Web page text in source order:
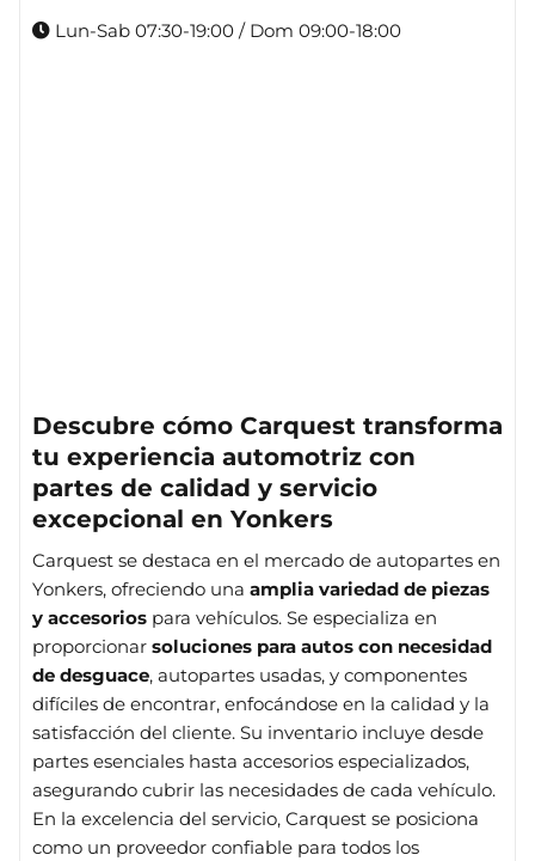
Lun-Sab 07:30-19:00 / Dom 09:00-18:00
Descubre cómo Carquest transforma
tu experiencia automotriz con
partes de calidad y servicio
excepcional en Yonkers
Carquest se destaca en el mercado de autopartes en
Yonkers, ofreciendo una amplia variedad de piezas
y accesorios para vehículos. Se especializa en
proporcionar soluciones para autos con necesidad
de desguace, autopartes usadas, y componentes
difíciles de encontrar, enfocándose en la calidad y la
satisfacción del cliente. Su inventario incluye desde
partes esenciales hasta accesorios especializados,
asegurando cubrir las necesidades de cada vehículo.
En la excelencia del servicio, Carquest se posiciona
como un proveedor confiable para todos los